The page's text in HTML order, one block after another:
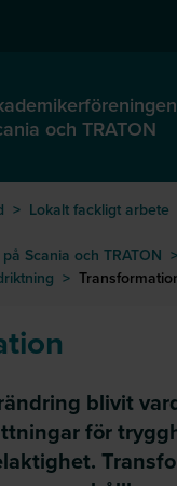
och TRATON
> Lokalt fackligt arbete
Scania och TRATON >
>
blivit
för